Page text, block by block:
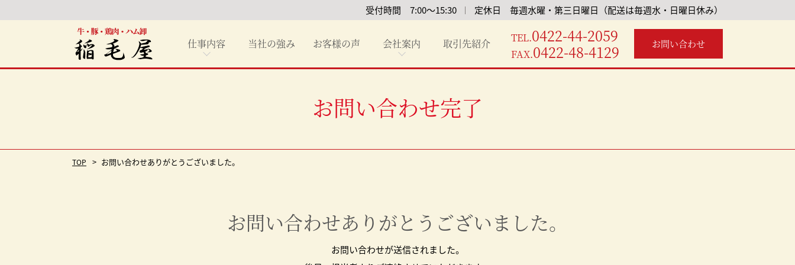
受付時間 7:00～15:30 定休日 毎週水曜・第三日曜日（配送は毎週水・日曜日休み）
仕事内容 当社の強み お客様の声 会社案内 取引先紹介 TEL.0422-44-2059
FAX.0422-48-4129 お問い合わせ
お問い合わせ完了
TOP お問い合わせありがとうございました。
お問い合わせありがとうございました。
お問い合わせが送信されました。